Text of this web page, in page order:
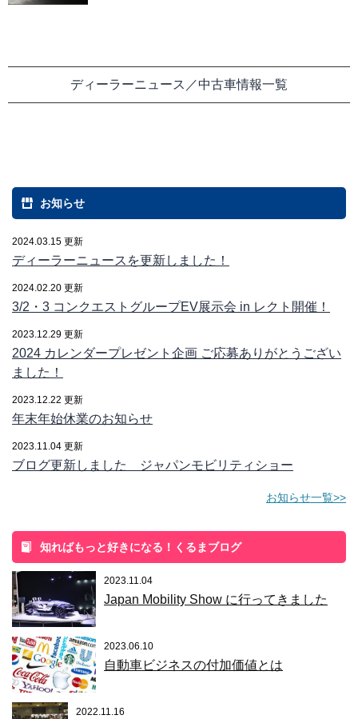
ディーラーニュース／中古車情報一覧
お知らせ
2024.03.15 更新
ディーラーニュースを更新しました！
2024.02.20 更新
3/2・3 コンクエストグループEV展示会 in レクト開催！
2023.12.29 更新
2024 カレンダープレゼント企画 ご応募ありがとうござい
ました！
2023.12.22 更新
年末年始休業のお知らせ
2023.11.04 更新
ブログ更新しました ジャパンモビリティショー
お知らせ一覧>>
知ればもっと好きになる！くるまブログ
2023.11.04
Japan Mobility Show に行ってきました
2023.06.10
自動車ビジネスの付加価値とは
2022.11.16